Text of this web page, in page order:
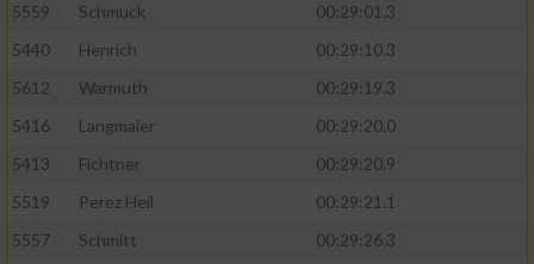
5559
Schmuck
00:29:01.3
5440
Henrich
00:29:10.3
5612
Warmuth
00:29:19.3
5416
Langmaier
00:29:20.0
5413
Fichtner
00:29:20.9
5519
Perez Heil
00:29:21.1
5557
Schmitt 00:29:26.3